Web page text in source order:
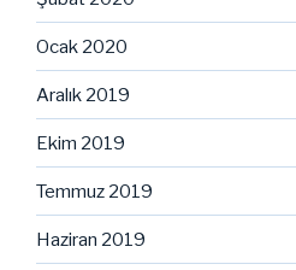
Ocak 2020
Aralık 2019
Ekim 2019
Temmuz 2019
Haziran 2019